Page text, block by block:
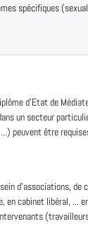
spécifiques
d'Etat de
un secteur
peuvent être
d'associations, de
en cabinet libéral, ...